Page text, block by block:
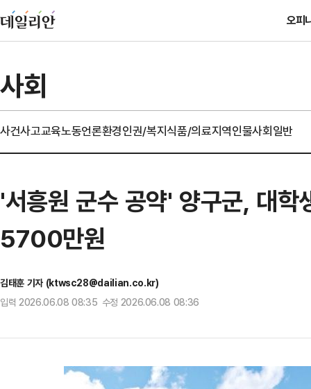
오피
사회
사건사고교육노동언론환경인권/복지식품/의료지역인물사회일반
'서흥원 군수 공약' 양구군, 대
5700만원
김태훈 기자 (ktwsc28@dailian.co.kr)
입력 2026.06.08 08:35 수정 2026.06.08 08:36